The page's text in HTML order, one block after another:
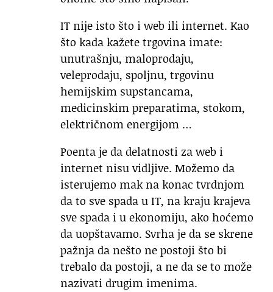
IT nije isto što i web ili internet. Kao
što kada kažete trgovina imate:
unutrašnju, maloprodaju,
veleprodaju, spoljnu, trgovinu
hemijskim supstancama,
medicinskim preparatima, stokom,
električnom energijom …
Poenta je da delatnosti za web i
internet nisu vidljive. Možemo da
isterujemo mak na konac tvrdnjom
da to sve spada u IT, na kraju krajeva
sve spada i u ekonomiju, ako hoćemo
da uopštavamo. Svrha je da se skrene
pažnja da nešto ne postoji što bi
trebalo da postoji, a ne da se to može
nazivati drugim imenima.